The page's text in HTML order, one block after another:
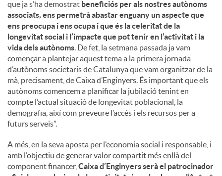
que ja s’ha demostrat beneficiós per als nostres autònoms
associats, ens permetrà abastar enguany un aspecte que
ens preocupa i ens ocupa i que és la celeritat de la
longevitat social i l’impacte que pot tenir en l’activitat i la
vida dels autònoms. De fet, la setmana passada ja vam
començar a plantejar aquest tema a la primera jornada
d’autònoms societaris de Catalunya que vam organitzar de la
mà, precisament, de Caixa d’Enginyers. És important que els
autònoms comencem a planificar la jubilació tenint en
compte l’actual situació de longevitat poblacional, la
demografia, així com preveure l’accés i els recursos per a
futurs serveis”.
A més, en la seva aposta per l’economia social i responsable, i
amb l’objectiu de generar valor compartit més enllà del
component financer, Caixa d’Enginyers serà el patrocinador